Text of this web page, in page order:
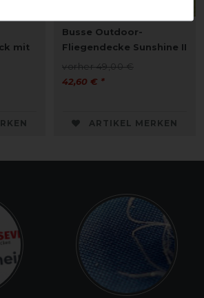
mit
Busse Outdoor-
Fliegendecke Sunshine II
vorher 49,00 €
42,60 € *
ARTIKEL MERKEN